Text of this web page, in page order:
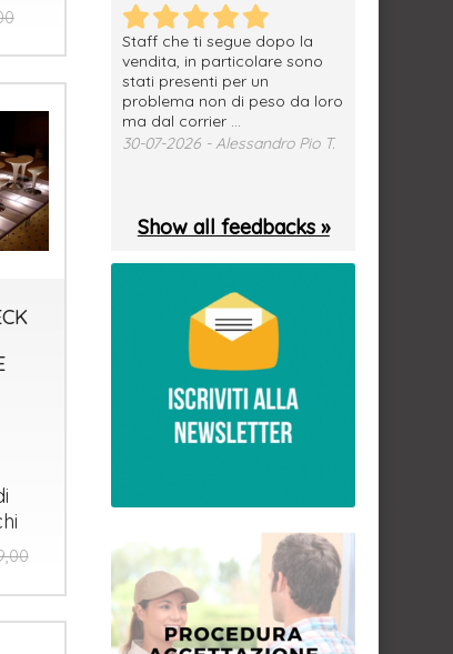
Staff che ti segue dopo la
vendita, in particolare sono
stati presenti per un
problema non di peso da loro
ma dal corrier ...
30-07-2026 - Alessandro Pio T.
Show all feedbacks »